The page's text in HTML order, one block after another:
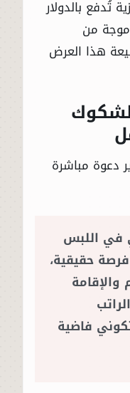
تُدفع بالدولار
موجة من
هذا العرض
دعوة مباشرة
في اللبس
حقيقية،
فاضية